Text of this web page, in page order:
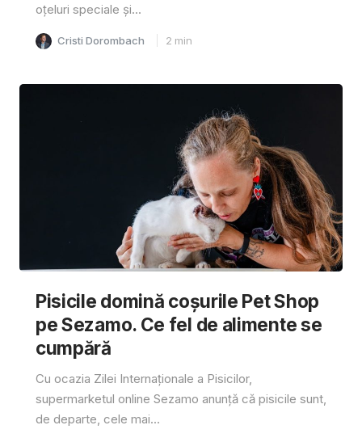
oțeluri speciale și...
Cristi Dorombach 2 min
Pisicile domină coșurile Pet Shop
pe Sezamo. Ce fel de alimente se
cumpără
Cu ocazia Zilei Internaționale a Pisicilor,
supermarketul online Sezamo anunță că pisicile sunt,
de departe, cele mai...